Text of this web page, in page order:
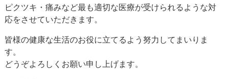
ピクツキ・痛みなど最も適切な医療が受けられるような対
応をさせていただきます。
皆様の健康な生活のお役に立てるよう努力してまいりま
す。
どうぞよろしくお願い申し上げます。